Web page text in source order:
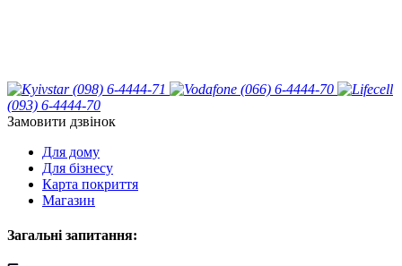
(098) 6-4444-71
(066) 6-4444-70
(093) 6-4444-70
Замовити дзвінок
Для дому
Для бізнесу
Карта покриття
Магазин
Загальні запитання: